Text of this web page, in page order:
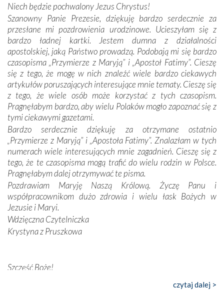
mieliśmy okazję przekonać się, że Maryja swoją opieką
otacza nie tylko nasz naród, lecz wszystkie nacje, które
się Jej ufnie oddają, a także każdą osobę, która zawierza
Jej siebie oraz swych bliskich.
Dzieje Portugalii to również historia wierności Bogu i
odstępstw, także w życiu władców. Trudne momenty w
wymiarze tak osobistym, jak i zbiorowym, przypominają o
konieczności ciągłego zabiegania o własną duszę i o łaskę
Opatrzności. Wierność przynosi pomyślność –
przynajmniej w życiu duchowym. Odstępstwo owocuje
nieszczęściem i śmiercią. Te uniwersalne prawdy
przychodziły na myśl, gdy słuchaliśmy opowieści
przewodników o portugalskich monarchach i wodzach,
zwycięskich bitwach i nieszczęśliwych losach grzesznych
kochanków.
Byli tym razem pośród Apostołów Fatimy reprezentanci
każdego spośród żyjących pokoleń. Najmłodszy uczestnik
liczył sobie 13 lat, zaś senior, pan Zdzisław – już 94.
Całe życie marzyłem, by tu przyjechać
Nasza pielgrzymka nie byłaby tak bogata w duchową treść
Oprócz zapewnienia nam możliwości codziennego
Niech będzie pochwalony Jezus Chrystus!
Szanowny Panie Prezesie, dziękuję bardzo serdecznie za
przesłane mi pozdrowienia urodzinowe. Ucieszyłam się z
bardzo ładnej kartki. Jestem dumna z działalności
apostolskiej, jaką Państwo prowadzą. Podobają mi się bardzo
czasopisma „Przymierze z Maryją” i „Apostoł Fatimy”. Cieszę
się z tego, że mogę w nich znaleźć wiele bardzo ciekawych
artykułów poruszających interesujące mnie tematy. Cieszę się
z tego, że wiele osób może korzystać z tych czasopism.
Pragnęłabym bardzo, aby wielu Polaków mogło zapoznać się z
tymi ciekawymi gazetami.
Bardzo serdecznie dziękuję za otrzymane ostatnio
„Przymierze z Maryją” i „Apostoła Fatimy”. Znalazłam w tych
numerach wiele interesujących mnie zagadnień. Cieszę się z
tego, że te czasopisma mogą trafić do wielu rodzin w Polsce.
Pragnęłabym dalej otrzymywać te pisma.
Pozdrawiam Maryję Naszą Królową. Życzę Panu i
współpracownikom dużo zdrowia i wielu łask Bożych w
Jezusie i Maryi.
Wdzięczna Czytelniczka
Krystyna z Pruszkowa
Szczęść Boże!
czytaj dalej >